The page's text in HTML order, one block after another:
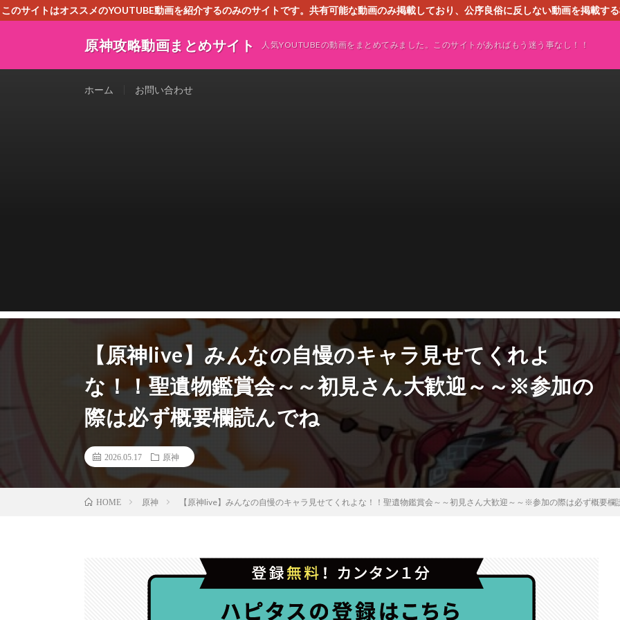
このサイトはオススメのYOUTUBE動画を紹介するのみのサイトです。共有可能な動画のみ掲載しており、公序良俗に反しない動画を掲載す
原神攻略動画まとめサイト 人気YOUTUBEの動画をまとめてみました。このサイトがあればもう迷う事なし！！
ホーム お問い合わせ
【原神live】みんなの自慢のキャラ見せてくれよ
な！！聖遺物鑑賞会～～初見さん大歓迎～～※参加の
際は必ず概要欄読んでね
2026.05.17 原神
HOME 原神 【原神live】みんなの自慢のキャラ見せてくれよな！！聖遺物鑑賞会～～初見さん大歓迎～～※参加の際は必ず概要欄